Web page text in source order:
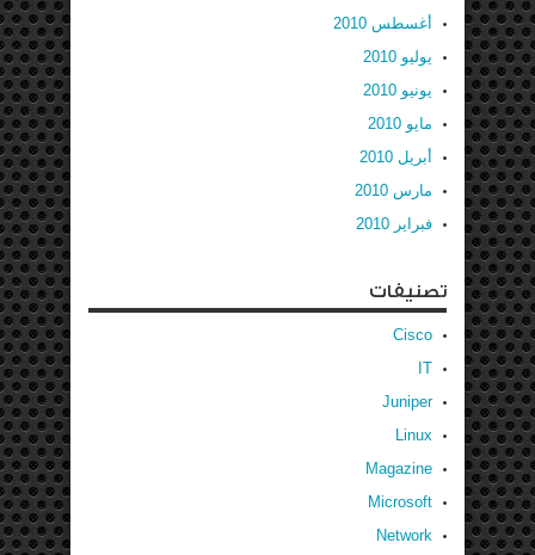
أغسطس 2010
يوليو 2010
يونيو 2010
مايو 2010
أبريل 2010
مارس 2010
فبراير 2010
تصنيفات
Cisco
IT
Juniper
Linux
Magazine
Microsoft
Network